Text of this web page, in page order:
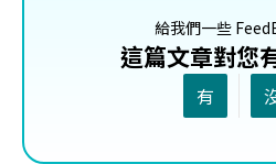
給我們一些
這篇文章對您
有